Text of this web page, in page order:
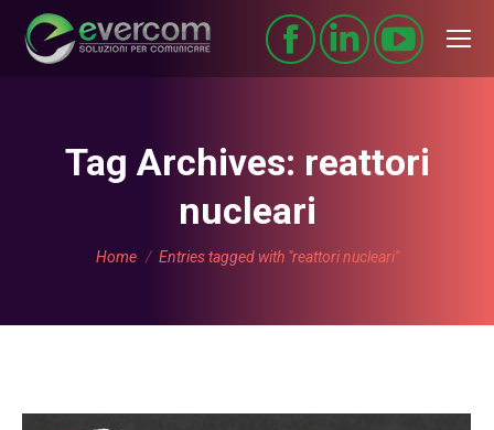
Tag Archives: reattori
nucleari
You are here:
Home Entries tagged with "reattori nucleari"